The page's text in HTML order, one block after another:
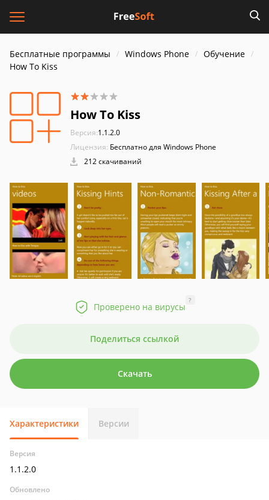
Бесплатные программы Windows Phone
Обучение
How To Kiss
How To Kiss
Версия:1.1.2.0
Лицензия: Бесплатно для Windows Phone
212 скачиваний
Проверено на вирусы
?
Поделиться ссылкой
Скачать
Характеристики Версии
Версия
1.1.2.0
Обновлено